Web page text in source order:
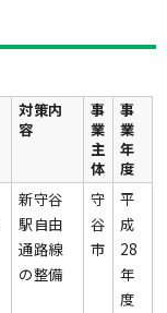
対策内
容
事
業
主
体
事
業
年
度
新守谷
駅自由
通路線
の整備
守
谷
市
平
成
28
年
度